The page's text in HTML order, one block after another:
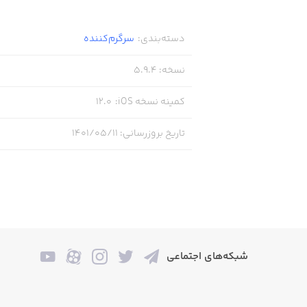
https://outfit7.com/privacy/eea/
https://outfit7.com/privacy-brazil
policy: https://outfit7.com/privacy/
دسته‌بندی: سرگرم‌کننده
نسخه:
5.9.4
کمینه نسخه iOS :
12.0
تاریخ بروزرسانی: ۱۴۰۱/۰۵/۱۱
شبکه‌های اجتماعی